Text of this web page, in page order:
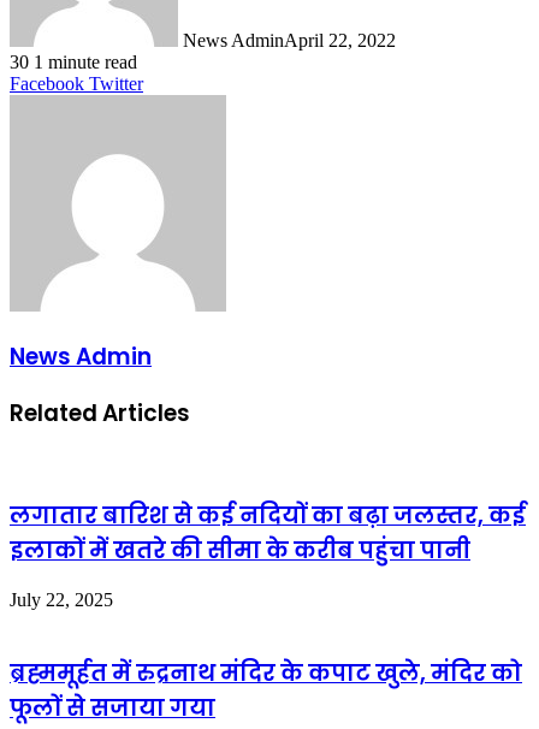
News AdminApril 22, 2022
30 1 minute read
Facebook TwitterLinkedIn
Tumblr
Pinterest
Reddit
VKontakte
Share
Print
News Admin
Related Articles
लगातार बारिश से कई नदियों का बढ़ा जलस्तर, कई
इलाकों में खतरे की सीमा के करीब पहुंचा पानी
July 22, 2025
ब्रह्ममूर्हत में रुद्रनाथ मंदिर के कपाट खुले, मंदिर को
फूलों से सजाया गया